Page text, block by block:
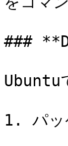
###
Ubuntu
1. パッ